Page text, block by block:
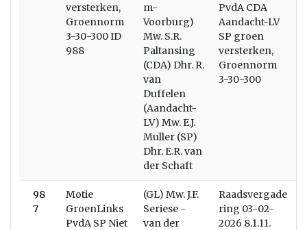
versterken,
Groennorm
3-30-300 ID
988
m-
Voorburg)
Mw. S.R.
Paltansing
(CDA) Dhr. R.
van
Duffelen
(Aandacht-
LV) Mw. E.J.
Muller (SP)
Dhr. E.R. van
der Schaft
PvdA CDA
Aandacht-LV
SP groen
versterken,
Groennorm
3-30-300
98
7
Motie
GroenLinks
PvdA SP Niet
(GL) Mw. J.F.
Seriese -
van der
Raadsvergade
ring 03-02-
2026 8.1.11.